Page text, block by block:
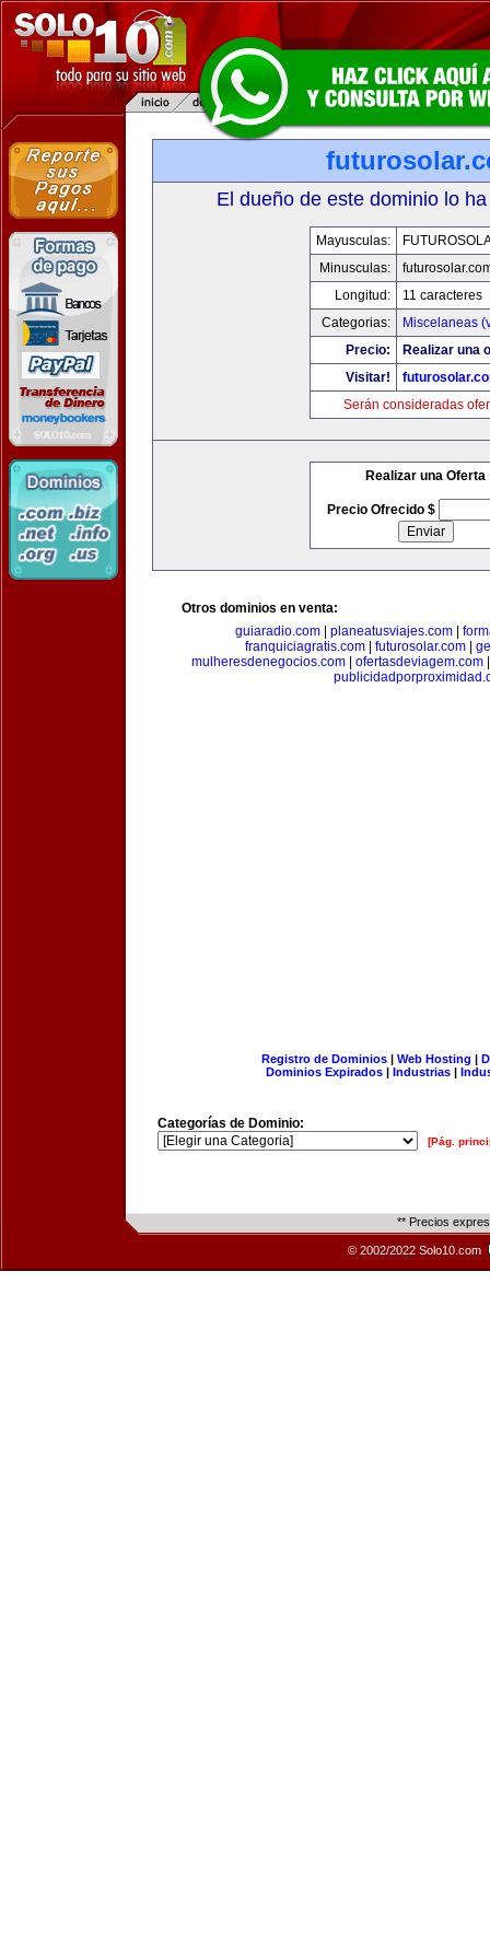
El dueño de este dominio lo
Mayusculas:
Minusculas:
Longitud:
11 caracteres
Categorias:
Miscelaneas
Precio:
Realizar una
Visitar!
Serán consideradas
Realizar una Oferta
Precio Ofrecido $
Otros dominios en venta:
guiaradio.com
planeatusviajes.com
franquiciagratis.com
futurosolar.com
mulheresdenegocios.com
ofertasdeviagem.com
Registro de Dominios| Web Hosting |
Dominios Expirados | Industrias |
Categorías de Dominio:
[Pág.
** Precios
© 2002/2022 Solo10.com